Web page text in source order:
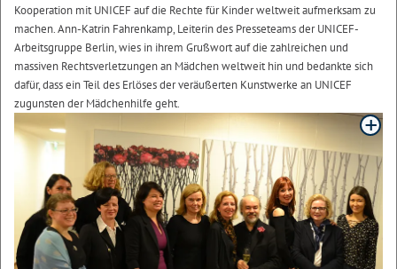
Kooperation mit UNICEF auf die Rechte für Kinder weltweit aufmerksam zu
machen. Ann-Katrin Fahrenkamp, Leiterin des Presseteams der UNICEF-
Arbeitsgruppe Berlin, wies in ihrem Grußwort auf die zahlreichen und
massiven Rechtsverletzungen an Mädchen weltweit hin und bedankte sich
dafür, dass ein Teil des Erlöses der veräußerten Kunstwerke an UNICEF
zugunsten der Mädchenhilfe geht.